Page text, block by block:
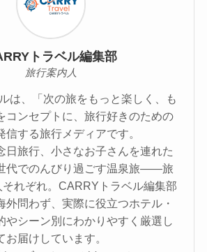
トラベル編集部
旅行案内人
は、「次の旅をもっと楽しく、も
コンセプトに、旅行好きのための
信する旅行メディアです。
日旅行、小さなお子さんを連れた
代でのんびり過ごす温泉旅――旅
れぞれ。CARRYトラベル編集部
外問わず、実際に役立つホテル・
やシーン別にわかりやすく厳選し
お届けしています。